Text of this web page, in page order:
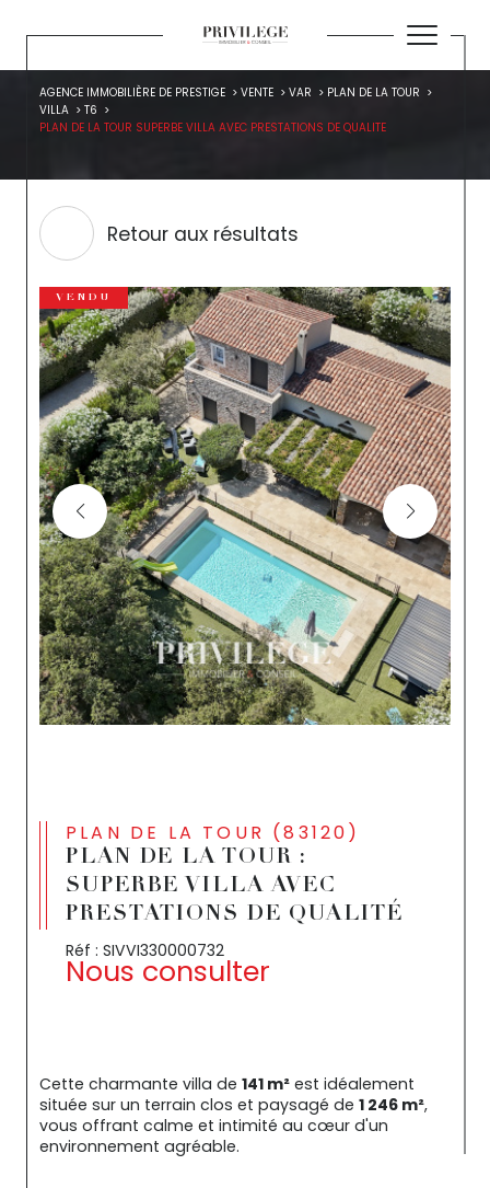
AGENCE IMMOBILIÈRE DE PRESTIGE VENTE VAR
PLAN DE LA TOUR
VILLA
T6
PLAN DE LA TOUR SUPERBE VILLA AVEC PRESTATIONS DE QUALITE
Retour aux résultats
VENDU
PLAN DE LA TOUR (83120)
PLAN DE LA TOUR :
SUPERBE VILLA AVEC
PRESTATIONS DE QUALITÉ
Réf : SIVVI330000732
Nous consulter
Cette charmante villa de 141 m² est idéalement
située sur un terrain clos et paysagé de 1 246 m²,
vous offrant calme et intimité au cœur d'un
environnement agréable.